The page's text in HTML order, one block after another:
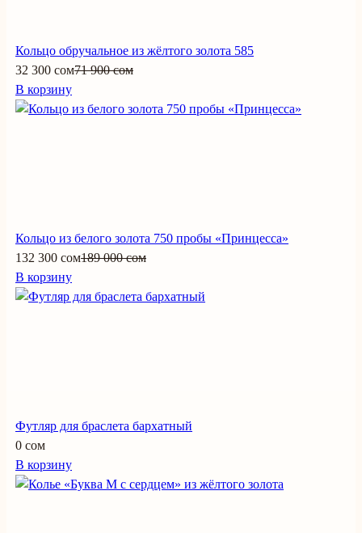
Кольцо обручальное из жёлтого золота 585
32 300 сом71 900 сом
В корзину
Кольцо из белого золота 750 пробы «Принцесса»
132 300 сом189 000 сом
В корзину
Футляр для браслета бархатный
0 сом
В корзину